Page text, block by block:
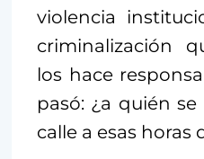
violencia
criminalización
los hace
pasó: ¿a quién
calle a esas horas